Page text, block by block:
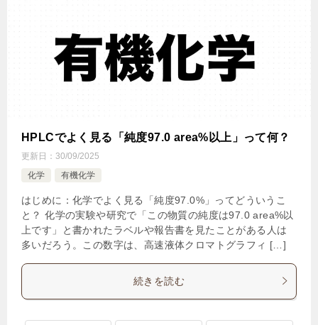
HPLCでよく見る「純度97.0 area%以上」って何？
更新日： 30/09/2025
化学
有機化学
はじめに：化学でよく見る「純度97.0%」ってどういうこ
と？ 化学の実験や研究で「この物質の純度は97.0 area%以
上です」と書かれたラベルや報告書を見たことがある人は
多いだろう。この数字は、高速液体クロマトグラフィ […]
続きを読む